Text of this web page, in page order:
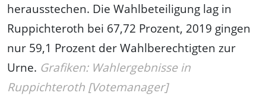
herausstechen. Die Wahlbeteiligung lag in
Ruppichteroth bei 67,72 Prozent, 2019 gingen
nur 59,1 Prozent der Wahlberechtigten zur
Urne. Grafiken: Wahlergebnisse in
Ruppichteroth [Votemanager]